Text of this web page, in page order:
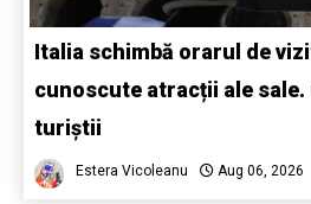
Italia schimbă orarul de
cunoscute atracții ale sale.
turiștii
Estera Vicoleanu Aug 06, 2026